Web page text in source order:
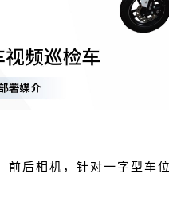
后相机，针对一字型车